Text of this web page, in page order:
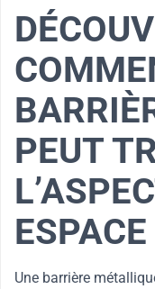
PEUT
Une barrière